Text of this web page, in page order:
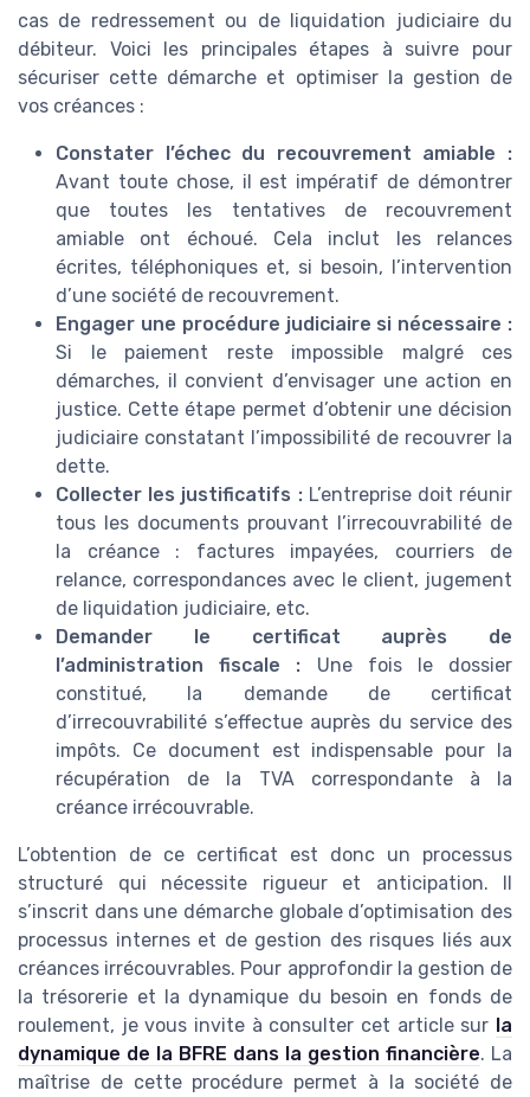
cas de redressement ou de liquidation judiciaire du
débiteur. Voici les principales étapes à suivre pour
sécuriser cette démarche et optimiser la gestion de
vos créances :
Constater l’échec du recouvrement amiable :
Avant toute chose, il est impératif de démontrer
que toutes les tentatives de recouvrement
amiable ont échoué. Cela inclut les relances
écrites, téléphoniques et, si besoin, l’intervention
d’une société de recouvrement.
Engager une procédure judiciaire si nécessaire :
Si le paiement reste impossible malgré ces
démarches, il convient d’envisager une action en
justice. Cette étape permet d’obtenir une décision
judiciaire constatant l’impossibilité de recouvrer la
dette.
Collecter les justificatifs :L’entreprise doit réunir
tous les documents prouvant l’irrecouvrabilité de
la créance : factures impayées, courriers de
relance, correspondances avec le client, jugement
de liquidation judiciaire, etc.
Demander le certificat auprès de
l’administration fiscale : Une fois le dossier
constitué, la demande de certificat
d’irrecouvrabilité s’effectue auprès du service des
impôts. Ce document est indispensable pour la
récupération de la TVA correspondante à la
créance irrécouvrable.
L’obtention de ce certificat est donc un processus
structuré qui nécessite rigueur et anticipation. Il
s’inscrit dans une démarche globale d’optimisation des
processus internes et de gestion des risques liés aux
créances irrécouvrables. Pour approfondir la gestion de
la trésorerie et la dynamique du besoin en fonds de
roulement, je vous invite à consulter cet article sur la
dynamique de la BFRE dans la gestion financière. La
maîtrise de cette procédure permet à la société de